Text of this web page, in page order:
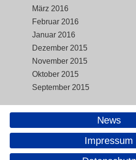
März 2016
Februar 2016
Januar 2016
Dezember 2015
November 2015
Oktober 2015
September 2015
News
Impressum